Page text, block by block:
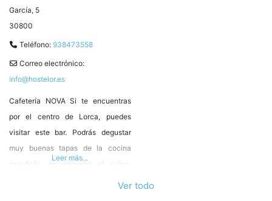
García, 5
30800
Teléfono: 938473558
Correo electrónico:
info@hostelor.es
Cafetería NOVA Si te encuentras
por el centro de Lorca, puedes
visitar este bar. Podrás degustar
muy buenas tapas de la cocina
española, en especial el pulpo,
Leer más...
Ver todo